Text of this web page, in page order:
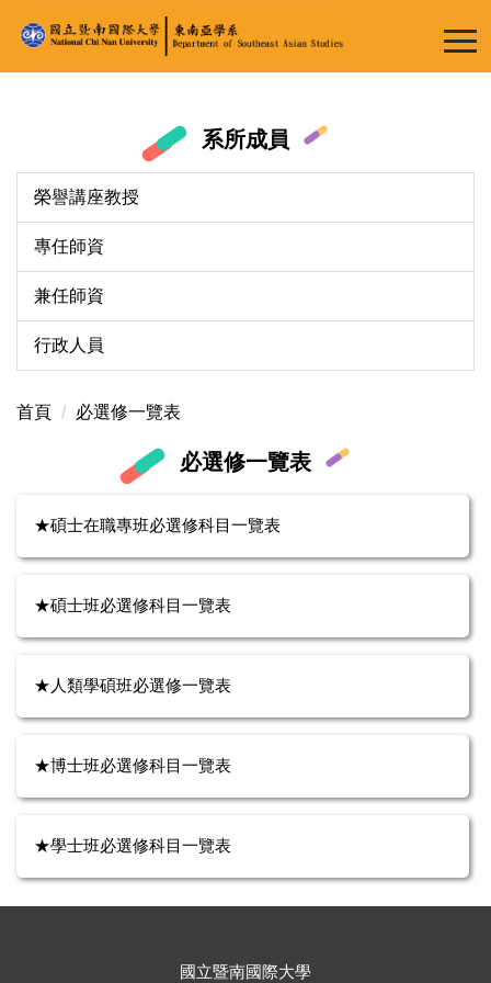
到
主
區
系所成員
榮譽講座教授
專任師資
兼任師資
行政人員
首頁 必選修一覽表
必選修一覽表
★碩士在職專班必選修科目一覽表
★碩士班必選修科目一覽表
★人類學碩班必選修一覽表
★博士班必選修科目一覽表
★學士班必選修科目一覽表
國立暨南國際大學